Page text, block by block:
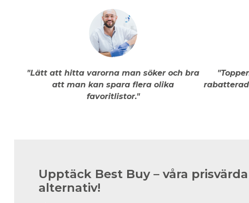
"Lätt att hitta varorna man söker och bra
att man kan spara flera olika
favoritlistor."
Upptäck Best Buy – våra prisvärda
alternativ!